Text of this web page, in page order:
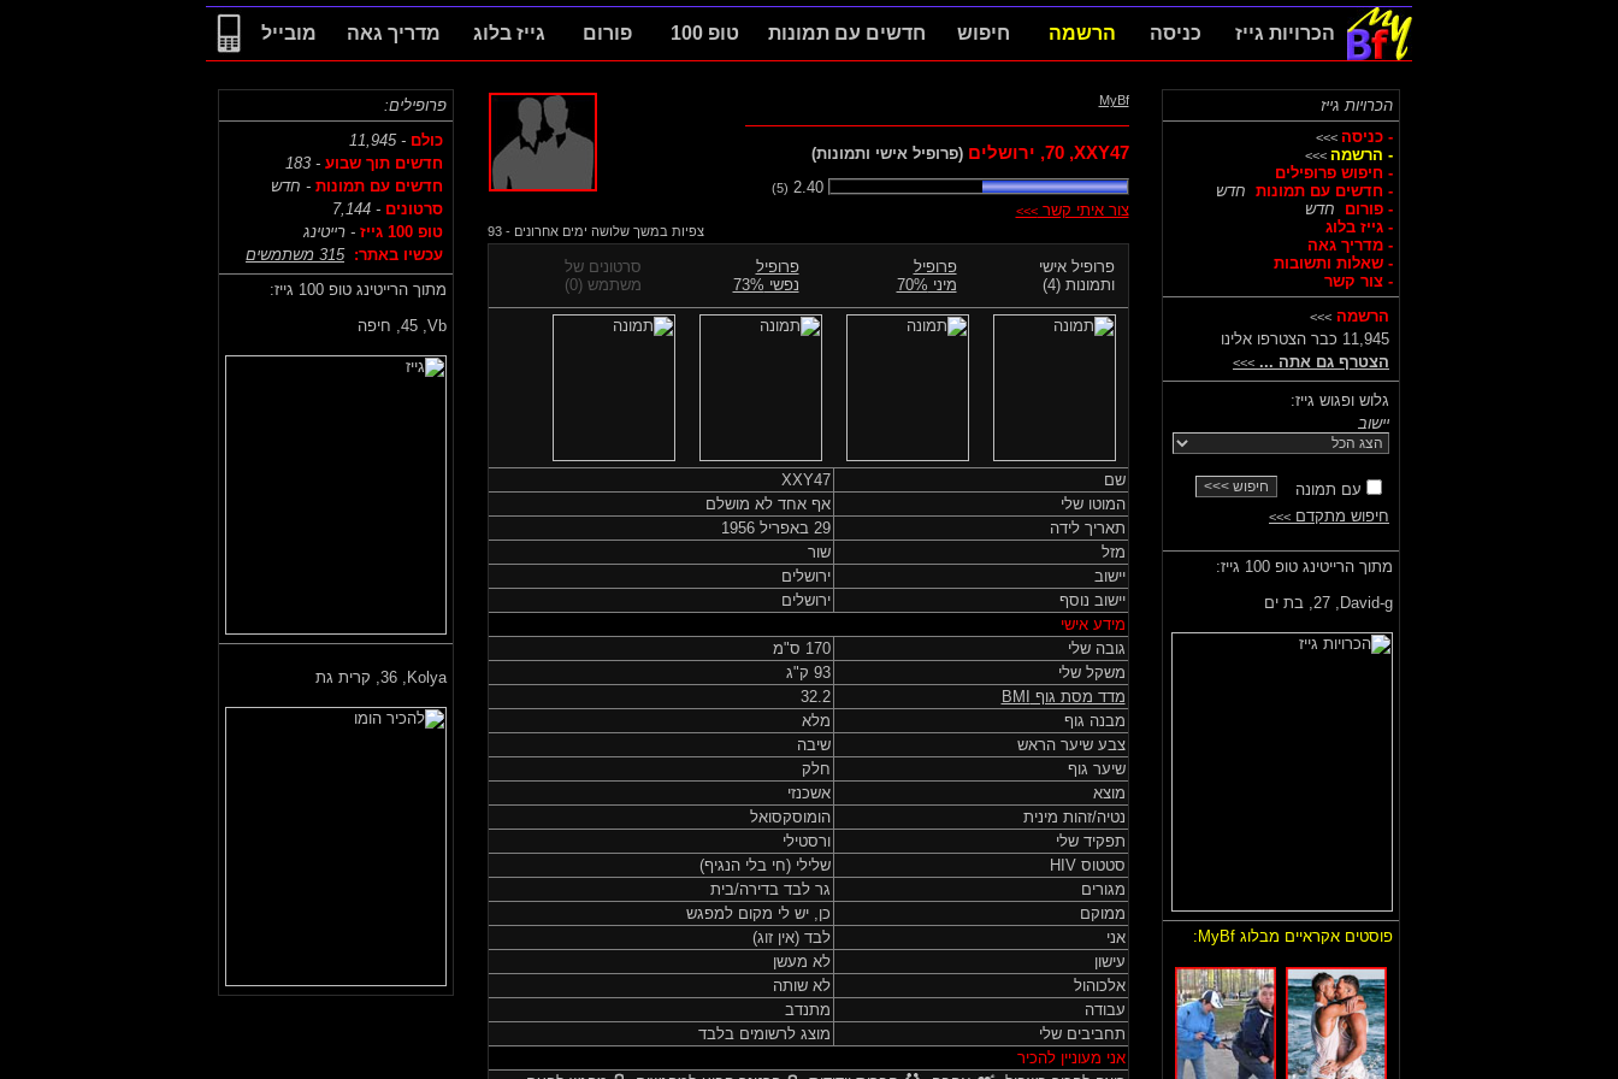
הכרויות גייז כניסה הרשמה חיפוש חדשים עם תמונות טופ 100 פורום גייז בלוג מדריך גאה מובייל
הכרויות גייז
- כניסה >>>
- הרשמה >>>
- חיפוש פרופילים
- חדשים עם תמונות חדש
- פורום
חדש
- גייז בלוג
- מדריך גאה
- שאלות ותשובות
- צור קשר
הרשמה >>>
11,945 כבר הצטרפו אלינו
הצטרף גם אתה ... >>>
גלוש ופגוש גייז:
יישוב
עם תמונה
חיפוש מתקדם >>>
מתוך הרייטינג טופ 100 גייז:
David-g,
27, בת ים
פוסטים אקראיים מבלוג MyBf:
MyBf
XXY47,
70, ירושלים (פרופיל אישי ותמונות)
2.40
(5)
צור איתי קשר>>>
צפיות במשך שלושה ימים אחרונים - 93
פרופיל אישי
ותמונות (4)
פרופיל
מיני 70%
פרופיל
נפשי 73%
סרטונים של
משתמש (0)
שם
XXY47
המוטו שלי
אף אחד לא מושלם
תאריך לידה
29 באפריל 1956
מזל
שור
יישוב
ירושלים
יישוב נוסף
ירושלים
מידע אישי
גובה שלי
170 ס"מ
משקל שלי
93 ק"ג
מדד מסת גוף
BMI
32.2
מבנה גוף
מלא
צבע שיער הראש
שיבה
שיער גוף
חלק
מוצא
אשכנזי
נטיה/זהות מינית
הומוסקסואל
תפקיד שלי
ורסטילי
סטטוס HIV
שלילי (חי בלי הנגיף)
מגורים
גר לבד בדירה/בית
ממוקם
כן, יש לי מקום למפגש
אני
לבד (אין זוג)
עישון
לא מעשן
אלכוהול
לא שותה
עבודה
מתנדב
תחביבים שלי
מוצג לרשומים בלבד
אני מעוניין להכיר
פרופילים:
כולם - 11,945
חדשים תוך שבוע - 183
חדשים עם תמונות - חדש
סרטונים - 7,144
טופ 100 גייז
- רייטינג
עכשיו באתר: 315 משתמשים
מתוך הרייטינג טופ 100 גייז:
Vb, 45, חיפה
Kolya, 36, קרית גת